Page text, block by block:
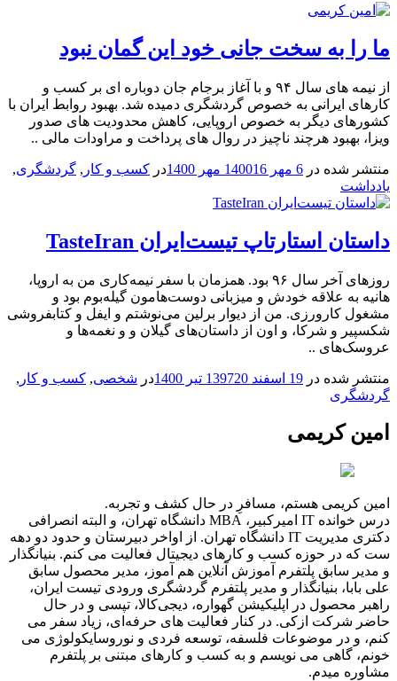
ما را به سخت جانی خود این گمان نبود
از نیمه های سال ۹۴ و با آغاز برجام جان دوباره ای بر کسب و
کارهای ایرانی به خصوص گردشگری دمیده شد. بهبود روابط ایران با
کشورهای دیگر به خصوص اروپایی، کاهش محدودیت های صدور
ویزا، بهبود هرچند ناچیز در روال های پرداخت و مراودات مالی ..
منتشر شده در 6 مهر 1400 16 مهر 1400 در کسب و کار , گردشگری,
یادداشت
داستان استارتاپ تیست‌ایران TasteIran
روزهای آخر سال ۹۶ بود. همزمان با سفر نیمه‌کاری من به اروپا،
هانیه به علاقه خودش و میزبانی دوست‌هامون گیله‌بوم بود و
مشغول کارورزی. من از دیوار برلین می‌نوشتم و ایفل و کتابفروشی
شکسپیر و شرکا، و اون از داستان‌های گیلان و و نغمه‌ها و
عروسک‌های ..
منتشر شده در 19 اسفند 1397 20 تیر 1400 در شخصی, کسب و کار ,
گردشگری
امین کریمی
امین کریمی هستم، مسافرِ در حال کشف و تجربه.
درس خوانده IT امیرکبیر، MBA دانشگاه تهران، و البته انصرافی
دکتری مدیریت IT دانشگاه تهران. از اواخر دبیرستان و حدود دو دهه
ست که در حوزه کسب و کارهای دیجیتال فعالیت می کنم. بنیانگذار
و مدیر سابق پلتفرم آموزش آنلاین هم آموز، مدیر محصول سابق
علی بابا، بنیانگذار و مدیر پلتفرم گردشگری ورودی تیست ایران،
راهبر محصول در اپلیکیشن گهواره، دیجی‌کالا، تپسی و در حال
حاضر شرکت ازکی. در کنار فعالیت های حرفه‌ای، زیاد سفر می
کنم، و در موضوعات فلسفه، توسعه فردی و نوروسایکولوژی می
خونم، گاهی می نویسم و به کسب و کارهای مبتنی بر پلتفرم
مشاوره میدم.